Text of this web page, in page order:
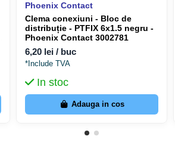
Phoenix Contact
Clema conexiuni - Bloc de
distribuție - PTFIX 6x1.5 negru -
Phoenix Contact 3002781
6,20 lei / buc
*Include TVA
In stoc
Adauga in cos